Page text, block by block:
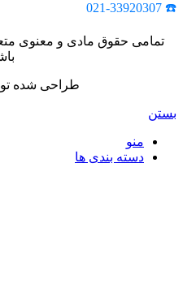
☎️ 021-33920307
تمامی حقوق مادی و معنوی
طراحی شده
بستن
منو
دسته بندی ها